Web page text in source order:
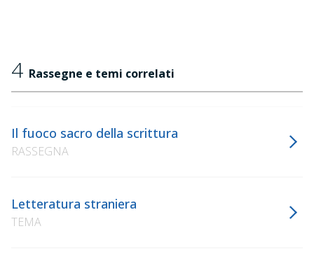
4 Rassegne e temi correlati
Il fuoco sacro della scrittura
RASSEGNA
Letteratura straniera
TEMA